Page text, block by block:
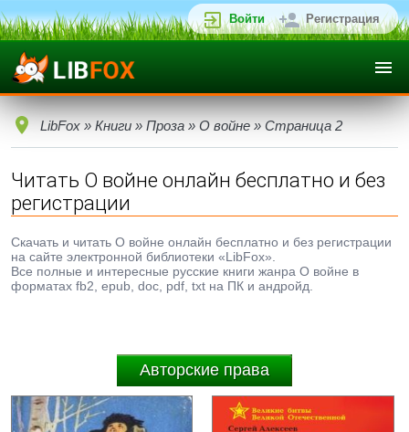
Войти Регистрация
LibFox » Книги » Проза » О войне » Страница 2
Читать О войне онлайн бесплатно и без
регистрации
Скачать и читать О войне онлайн бесплатно и без регистрации
на сайте электронной библиотеки «LibFox».
Все полные и интересные русские книги жанра О войне в
форматах fb2, epub, doc, pdf, txt на ПК и андройд.
Авторские права